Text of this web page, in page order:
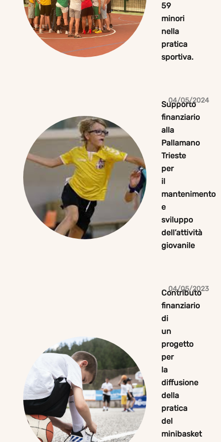
59
minori
nella
pratica
sportiva.
Supporto
finanziario
alla
Pallamano
Trieste
per
il
mantenimento
e
sviluppo
dell’attività
giovanile
04/05/2024
Contributo
finanziario
di
un
progetto
per
la
diffusione
della
pratica
del
minibasket
04/05/2023